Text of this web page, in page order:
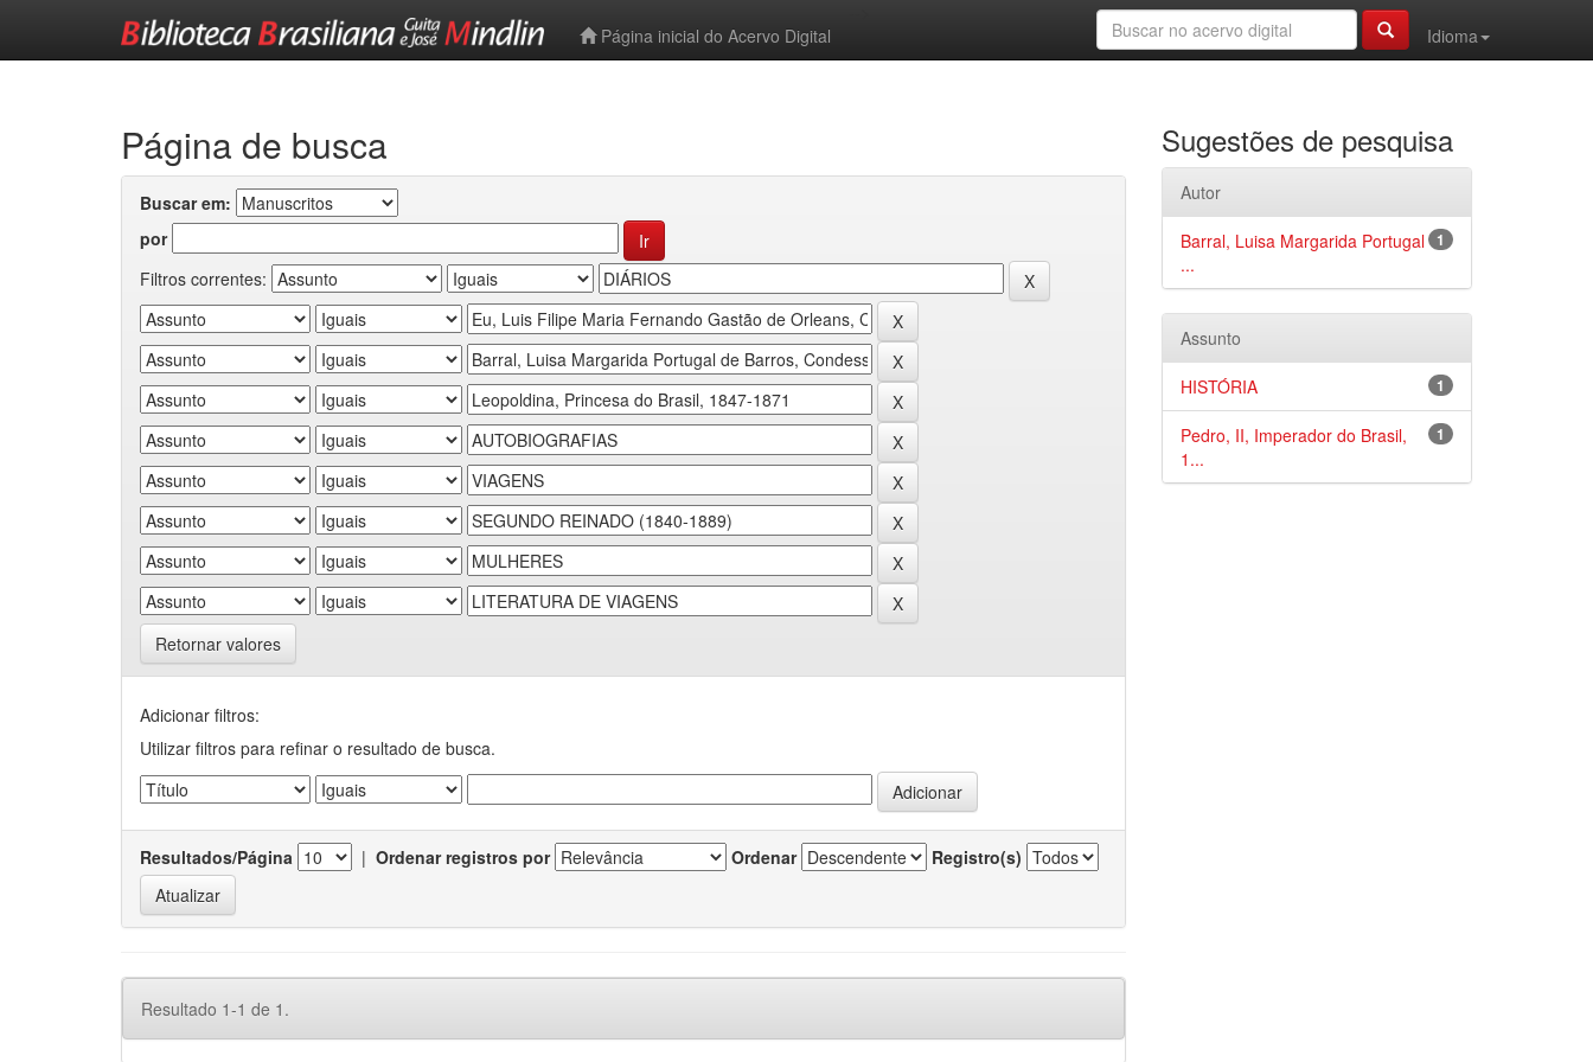
Página inicial do Acervo Digital
Idioma
Página de busca
Buscar em:
por
Filtros correntes:
Retornar valores
Adicionar filtros:
Utilizar filtros para refinar o resultado de busca.
Resultados/Página | Ordenar registros por Ordenar Registro(s)
Resultado 1-1 de 1.
Sugestões de pesquisa
Autor
1
Barral, Luisa Margarida Portugal
...
Assunto
1
HISTÓRIA
1
Pedro, II, Imperador do Brasil,
1...